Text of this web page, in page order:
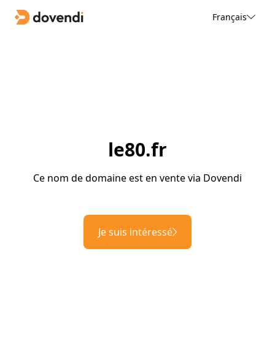
Français
le80.fr
Ce nom de domaine est en vente via Dovendi
Je suis intéressé